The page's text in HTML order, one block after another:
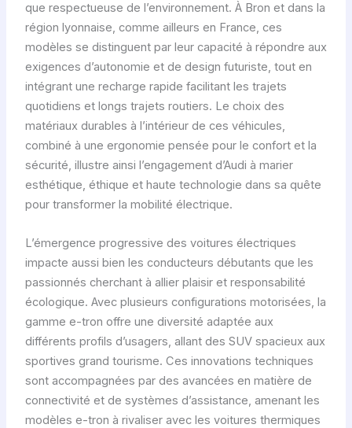
que respectueuse de l’environnement. À Bron et dans la
région lyonnaise, comme ailleurs en France, ces
modèles se distinguent par leur capacité à répondre aux
exigences d’autonomie et de design futuriste, tout en
intégrant une recharge rapide facilitant les trajets
quotidiens et longs trajets routiers. Le choix des
matériaux durables à l’intérieur de ces véhicules,
combiné à une ergonomie pensée pour le confort et la
sécurité, illustre ainsi l’engagement d’Audi à marier
esthétique, éthique et haute technologie dans sa quête
pour transformer la mobilité électrique.
L’émergence progressive des voitures électriques
impacte aussi bien les conducteurs débutants que les
passionnés cherchant à allier plaisir et responsabilité
écologique. Avec plusieurs configurations motorisées, la
gamme e-tron offre une diversité adaptée aux
différents profils d’usagers, allant des SUV spacieux aux
sportives grand tourisme. Ces innovations techniques
sont accompagnées par des avancées en matière de
connectivité et de systèmes d’assistance, amenant les
modèles e-tron à rivaliser avec les voitures thermiques